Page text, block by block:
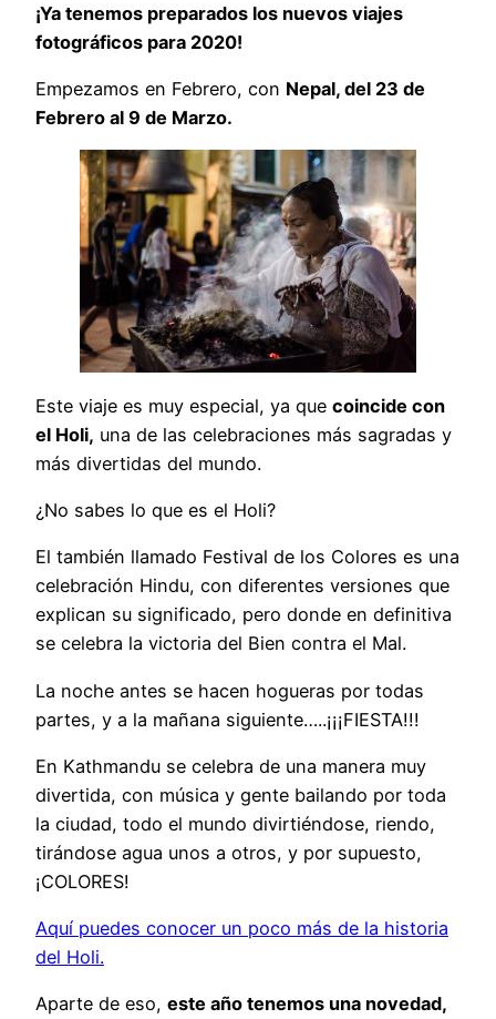
¡Ya tenemos preparados los nuevos viajes
fotográficos para 2020!
Empezamos en Febrero, con Nepal, del 23 de
Febrero al 9 de Marzo.
Este viaje es muy especial, ya que coincide con
el Holi, una de las celebraciones más sagradas y
más divertidas del mundo.
¿No sabes lo que es el Holi?
El también llamado Festival de los Colores es una
celebración Hindu, con diferentes versiones que
explican su significado, pero donde en definitiva
se celebra la victoria del Bien contra el Mal.
La noche antes se hacen hogueras por todas
partes, y a la mañana siguiente…..¡¡¡FIESTA!!!
En Kathmandu se celebra de una manera muy
divertida, con música y gente bailando por toda
la ciudad, todo el mundo divirtiéndose, riendo,
tirándose agua unos a otros, y por supuesto,
¡COLORES!
Aquí puedes conocer un poco más de la historia
del Holi.
Aparte de eso, este año tenemos una novedad,